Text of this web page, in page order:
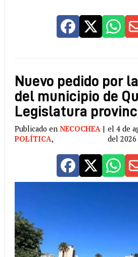
Nuevo pedido por
del municipio de
Legislatura
Publicado en NECOCHEA |
POLÍTICA,
el 4 de
del 2026